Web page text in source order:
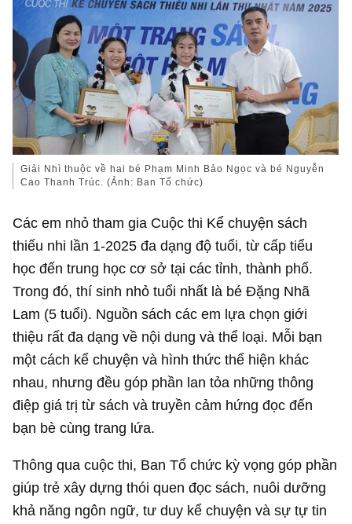
Giải Nhì thuộc về hai bé Phạm Minh Bảo Ngọc và bé Nguyễn
Cao Thanh Trúc. (Ảnh: Ban Tổ chức)
Các em nhỏ tham gia Cuộc thi Kể chuyện sách
thiếu nhi lần 1-2025 đa dạng độ tuổi, từ cấp tiểu
học đến trung học cơ sở tại các tỉnh, thành phố.
Trong đó, thí sinh nhỏ tuổi nhất là bé Đặng Nhã
Lam (5 tuổi). Nguồn sách các em lựa chọn giới
thiệu rất đa dạng về nội dung và thể loại. Mỗi bạn
một cách kể chuyện và hình thức thể hiện khác
nhau, nhưng đều góp phần lan tỏa những thông
điệp giá trị từ sách và truyền cảm hứng đọc đến
bạn bè cùng trang lứa.
Thông qua cuộc thi, Ban Tổ chức kỳ vọng góp phần
giúp trẻ xây dựng thói quen đọc sách, nuôi dưỡng
khả năng ngôn ngữ, tư duy kể chuyện và sự tự tin